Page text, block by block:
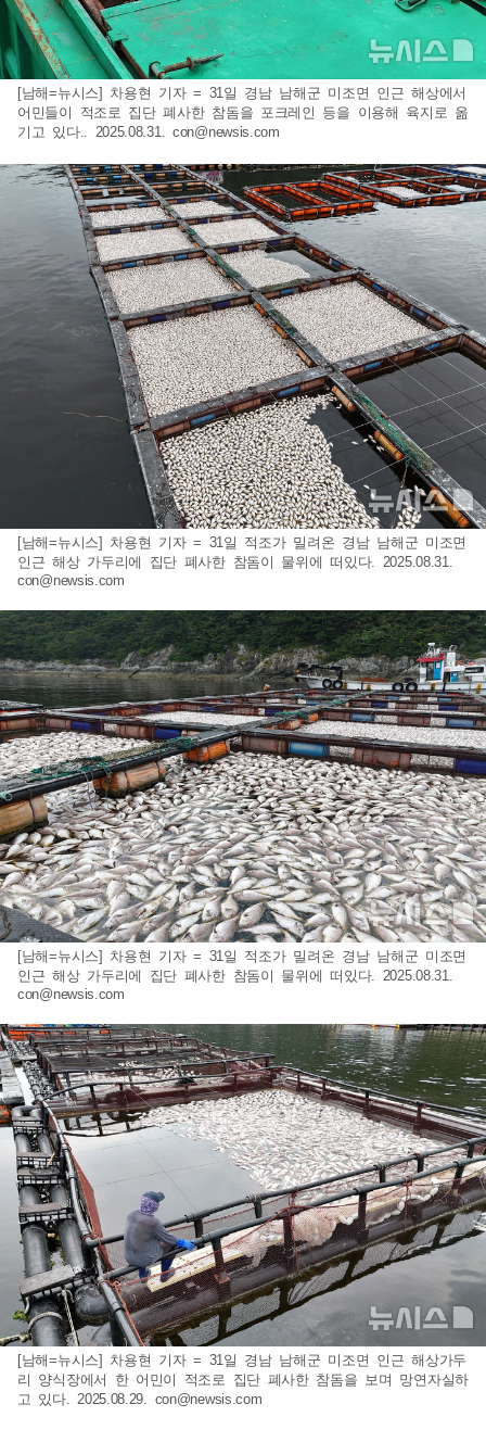
[남해=뉴시스] 차용현 기자 = 31일 경남 남해군 미조면 인근 해상에서
어민들이 적조로 집단 폐사한 참돔을 포크레인 등을 이용해 육지로 옮
기고 있다.. 2025.08.31. con@newsis.com
[남해=뉴시스] 차용현 기자 = 31일 적조가 밀려온 경남 남해군 미조면
인근 해상 가두리에 집단 폐사한 참돔이 물위에 떠있다. 2025.08.31.
con@newsis.com
[남해=뉴시스] 차용현 기자 = 31일 적조가 밀려온 경남 남해군 미조면
인근 해상 가두리에 집단 폐사한 참돔이 물위에 떠있다. 2025.08.31.
con@newsis.com
[남해=뉴시스] 차용현 기자 = 31일 경남 남해군 미조면 인근 해상가두
리 양식장에서 한 어민이 적조로 집단 폐사한 참돔을 보며 망연자실하
고 있다. 2025.08.29. con@newsis.com